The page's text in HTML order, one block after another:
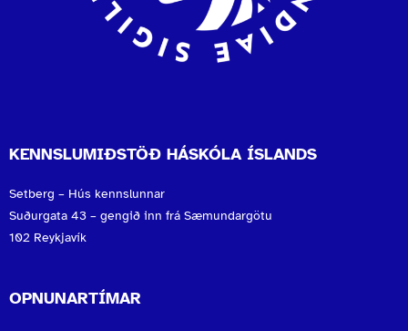
KENNSLUMIÐSTÖÐ HÁSKÓLA ÍSLANDS
Setberg – Hús kennslunnar
Suðurgata 43 – gengið inn frá Sæmundargötu
102 Reykjavík
OPNUNARTÍMAR